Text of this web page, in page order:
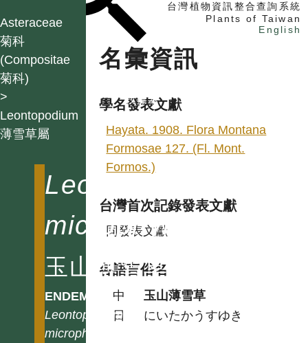
台灣植物資訊整合查詢系統
Plants of Taiwan
English
找標本
Asteraceae
菊科
(Compositae
菊科)
>
Leontopodium
薄雪草屬
Leontopodium
microphyllum
玉山薄雪草
ENDEMIC
Leontopodium
microphyllum
名彙資訊
學名發表文獻
Hayata. 1908. Flora Montana
Formosae 127. (Fl. Mont.
Formos.)
台灣首次記錄發表文獻
同發表文獻
各語言俗名
中
玉山薄雪草
日
にいたかうすゆき